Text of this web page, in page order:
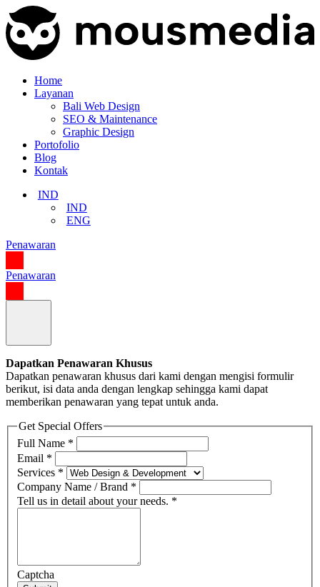
Home
Layanan
Bali Web Design
SEO & Maintenance
Graphic Design
Portofolio
Blog
Kontak
IND
IND
ENG
Penawaran
Penawaran
Dapatkan Penawaran Khusus
Dapatkan penawaran khusus dari kami dengan mengisi formulir
berikut, isi data anda dengan lengkap sehingga kami dapat
memberikan penawaran yang tepat untuk anda.
Get Special Offers
Full Name *
Email *
Services *
Company Name / Brand *
Tell us in detail about your needs. *
Captcha